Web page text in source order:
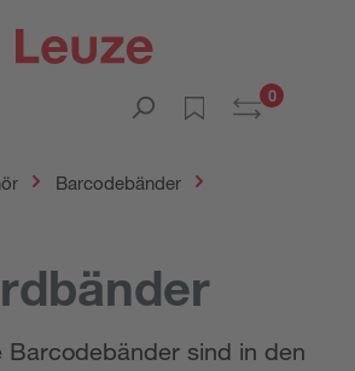
0
Barcodebänder
Barcodebänder sind in den